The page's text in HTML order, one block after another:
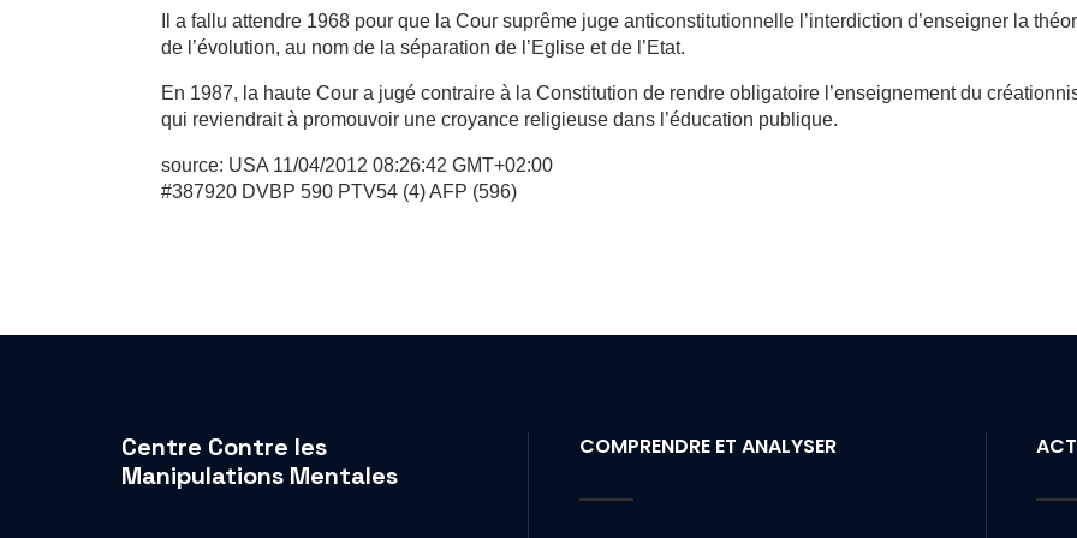
Il a fallu attendre 1968 pour que la Cour suprême juge anticonstitutionnelle l’interdiction d’enseigner la
de l’évolution, au nom de la séparation de l’Eglise et de l’Etat.
En 1987, la haute Cour a jugé contraire à la Constitution de rendre obligatoire l’enseignement du
qui reviendrait à promouvoir une croyance religieuse dans l’éducation publique.
source: USA 11/04/2012 08:26:42 GMT+02:00
#387920 DVBP 590 PTV54 (4) AFP (596)
Centre Contre les
Manipulations Mentales
COMPRENDRE ET ANALYSER